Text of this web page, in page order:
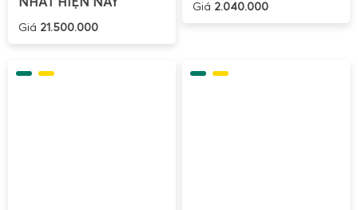
Cân sàn điện tử 2 tấn – Giải pháp cân nền vững chắc
Giá 21.500.000
Giá 2.040.000